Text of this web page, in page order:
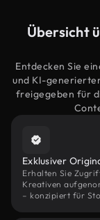
Übersicht
Entdecken Sie
und KI-
freigegeben für
Exklusiver
Erhalten Sie
Kreativen
– konzipiert für